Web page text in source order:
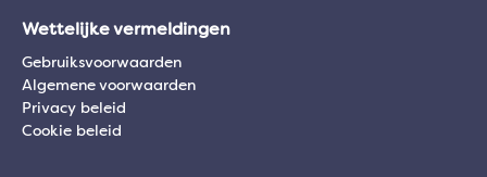
Wettelijke vermeldingen
Gebruiksvoorwaarden
Algemene voorwaarden
Privacy beleid
Cookie beleid